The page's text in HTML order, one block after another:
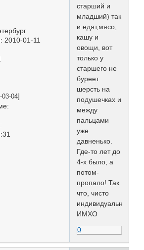
: 2010-01-11
03-04]
старший и
младший) так
и едят,мясо,
кашу и
овощи, вот
только у
старшего не
буреет
шерсть на
подушечках и
между
пальцами
уже
давненько.
Где-то лет до
4-х было, а
потом-
пропало! Так
что, чисто
индивидуально,
ИМХО
0